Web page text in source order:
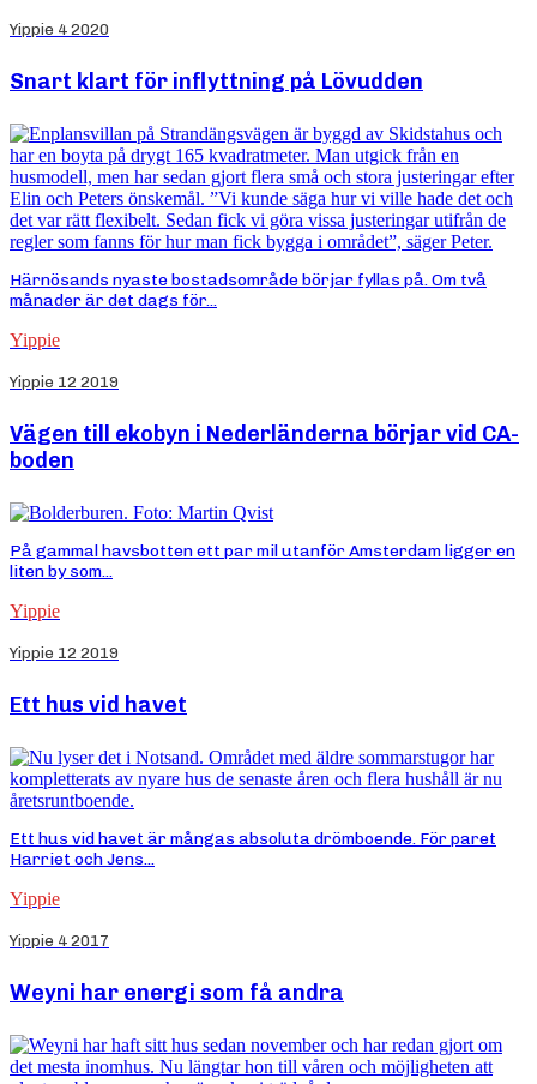
Yippie 4 2020
Snart klart för inflyttning på Lövudden
Härnösands nyaste bostadsområde börjar fyllas på. Om två
månader är det dags för...
Yippie
Yippie 12 2019
Vägen till ekobyn i Nederländerna börjar vid CA-
boden
På gammal havsbotten ett par mil utanför Amsterdam ligger en
liten by som...
Yippie
Yippie 12 2019
Ett hus vid havet
Ett hus vid havet är mångas absoluta drömboende. För paret
Harriet och Jens...
Yippie
Yippie 4 2017
Weyni har energi som få andra